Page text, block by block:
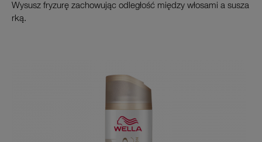
Wysusz fryzurę zachowując odległość między włosami a susza
rką.